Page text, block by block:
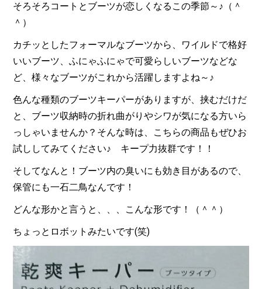
そろそろコートとブーツが恋しくなるこの季節～♪（＾
＾）
カチッとしたフォーマルなブーツから、ワイルドで格好
いいブーツ、ふにゃふにゃで可愛らしいブーツなどな
ど、様々なブーツがこれから活躍しますよね～♪
色んな種類のブーツキーパーがありますが、挟むだけだ
と、ブーツ収納時の折れ曲がりやシワが気になる方いら
っしゃいませんか？そんな時は、こちらの商品もぜひお
試ししてみてください♪ キープ力抜群です！！
そしてなんと！ブーツ内の臭いにも効き目があるので、
保管にも一石二鳥なんです！
どんな形かと言うと、、、こんな形です！（＾＾）
ちょっとロボットみたいです(笑)